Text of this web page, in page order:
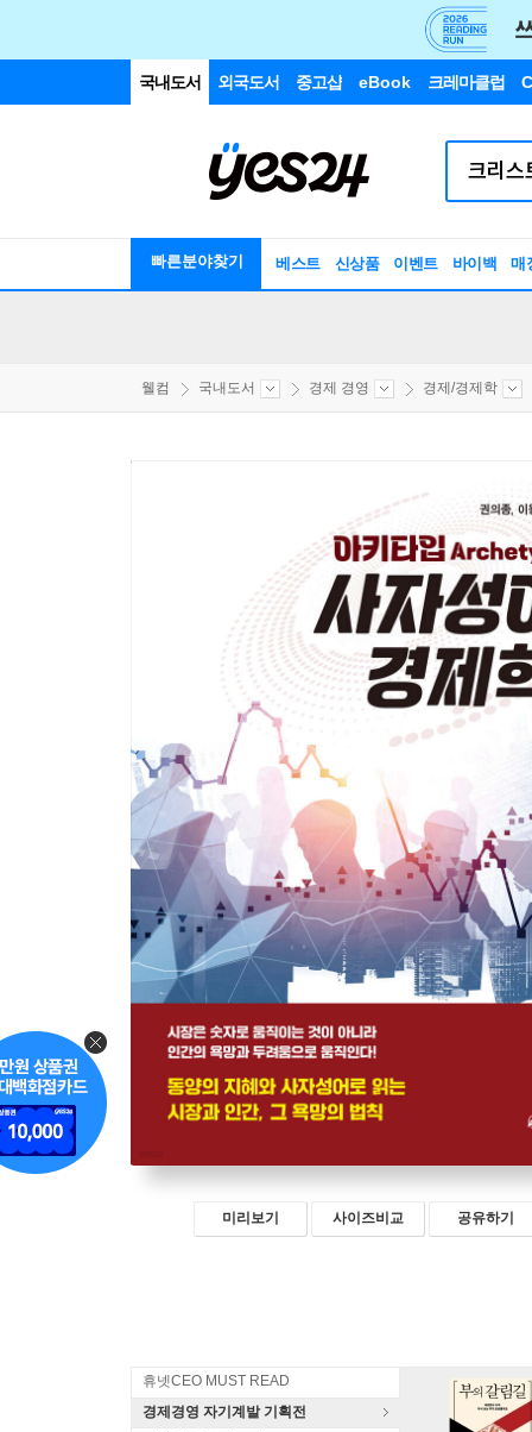
국내도서 외국도서 중고샵 eBook 크레마클럽
빠른분야찾기 베스트 신상품 이벤트 바이백 매
웰컴 국내도서 경제 경영 경제/경제학
미리보기 사이즈비교 공유하기
휴넷CEO MUST READ
경제경영 자기계발 기획전